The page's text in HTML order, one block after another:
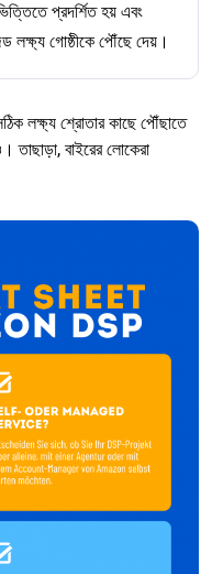
প্রদর্শিত হয় এবং
লক্ষ্য গোষ্ঠীকে পৌঁছে দেয়।
লক্ষ্য শ্রোতার কাছে পৌঁছাতে
তাছাড়া, বাইরের লোকেরা